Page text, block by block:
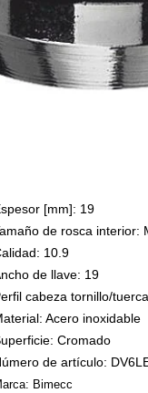
[mm]: 19
de rosca interior:
10.9
de llave: 19
cabeza tornillo/
Acero inoxidable
Cromado
de artículo:
Bimecc